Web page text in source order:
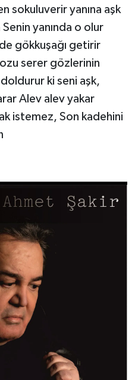
sokuluverir yanına aşk
yanında o olur
gökkuşağı getirir
serer gözlerinin
ki seni aşk,
Alev alev yakar
istemez, Son kadehini